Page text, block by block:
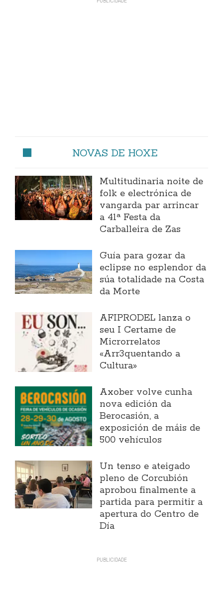
NOVAS DE HOXE
Multitudinaria noite de
folk e electrónica de
vangarda par arrincar
a 41ª Festa da
Carballeira de Zas
Guía para gozar da
eclipse no esplendor da
súa totalidade na Costa
da Morte
AFIPRODEL lanza o
seu I Certame de
Microrrelatos
«Arr3quentando a
Cultura»
Axober volve cunha
nova edición da
Berocasión, a
exposición de máis de
500 vehículos
Un tenso e ateigado
pleno de Corcubión
aprobou finalmente a
partida para permitir a
apertura do Centro de
Día